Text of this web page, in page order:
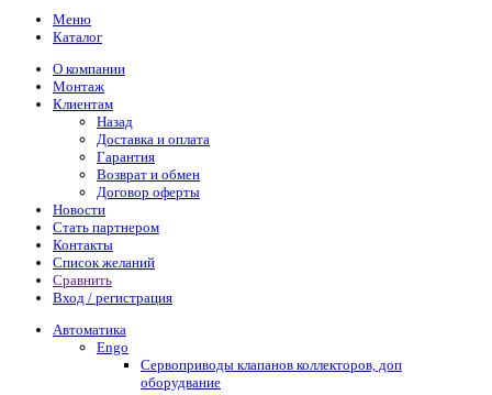
Меню
Каталог
О компании
Монтаж
Клиентам
Назад
Доставка и оплата
Гарантия
Возврат и обмен
Договор оферты
Новости
Стать партнером
Контакты
Список желаний
Сравнить
Вход / регистрация
Автоматика
Engo
Сервоприводы клапанов коллекторов, доп
оборудвание